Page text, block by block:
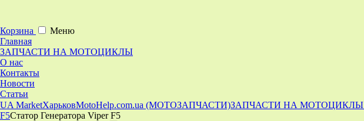
Корзина
Меню
Главная
ЗАПЧАСТИ НА МОТОЦИКЛЫ
О нас
Контакты
Новости
Статьи
UA MarketХарьковMotoHelp.com.ua (МОТОЗАПЧАСТИ)ЗАПЧАСТИ НА МОТОЦИКЛЫ
F5Статор Генератора Viper F5